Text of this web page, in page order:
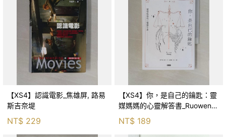
【XS4】認識電影_焦雄屏, 路易
斯吉奈堤
NT$ 229
【XS4】你，是自己的鑰匙：靈
媒媽媽的心靈解答書_Ruowen
Huang
NT$ 189